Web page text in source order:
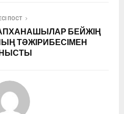
ПОСТ
БЕЙЖІҢ
ТӘЖІРИБЕСІМЕН